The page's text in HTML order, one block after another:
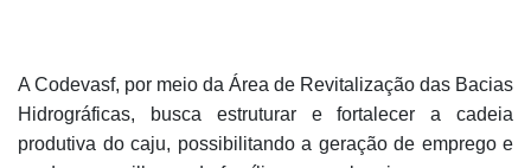
A Codevasf, por meio da Área de Revitalização das Bacias
Hidrográficas, busca estruturar e fortalecer a cadeia
produtiva do caju, possibilitando a geração de emprego e